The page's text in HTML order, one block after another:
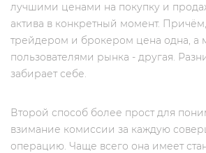
лучшими ценами на покупку и
актива в конкретный момент.
трейдером и брокером цена одна, а
пользователями рынка - другая.
забирает себе.
Второй способ более прост для
взимание комиссии за каждую
операцию. Чаще всего она имеет